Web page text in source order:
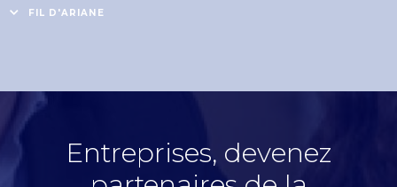
FIL D'ARIANE
La chaire "Digitalisation et Innovation dans les
Entreprises, devenez